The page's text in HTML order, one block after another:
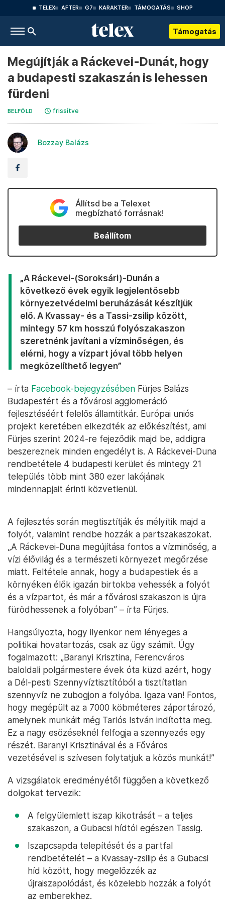
TELEX AFTER G7 KARAKTER TÁMOGATÁS SHOP
Támogatás
Megújítják a Ráckevei-Dunát, hogy
a budapesti szakaszán is lehessen
fürdeni
BELFÖLD frissítve
Bozzay Balázs
Állítsd be a Telexet
megbízható forrásnak!
Beállítom
„A Ráckevei-(Soroksári)-Dunán a
következő évek egyik legjelentősebb
környezetvédelmi beruházását készítjük
elő. A Kvassay- és a Tassi-zsilip között,
mintegy 57 km hosszú folyószakaszon
szeretnénk javítani a vízminőségen, és
elérni, hogy a vízpart jóval több helyen
megközelíthető legyen”
– írta Facebook-bejegyzésében Fürjes Balázs
Budapestért és a fővárosi agglomeráció
fejlesztéséért felelős államtitkár. Európai uniós
projekt keretében elkezdték az előkészítést, ami
Fürjes szerint 2024-re fejeződik majd be, addigra
beszereznek minden engedélyt is. A Ráckevei-Duna
rendbetétele 4 budapesti kerület és mintegy 21
település több mint 380 ezer lakójának
mindennapjait érinti közvetlenül.
A fejlesztés során megtisztítják és mélyítik majd a
folyót, valamint rendbe hozzák a partszakaszokat.
„A Ráckevei-Duna megújítása fontos a vízminőség, a
vízi élővilág és a természeti környezet megőrzése
miatt. Feltétele annak, hogy a budapestiek és a
környéken élők igazán birtokba vehessék a folyót
és a vízpartot, és már a fővárosi szakaszon is újra
fürödhessenek a folyóban” – írta Fürjes.
Hangsúlyozta, hogy ilyenkor nem lényeges a
politikai hovatartozás, csak az ügy számít. Úgy
fogalmazott: „Baranyi Krisztina, Ferencváros
baloldali polgármestere évek óta küzd azért, hogy
a Dél-pesti Szennyvíztisztítóból a tisztítatlan
szennyvíz ne zubogjon a folyóba. Igaza van! Fontos,
hogy megépült az a 7000 köbméteres záportározó,
amelynek munkáit még Tarlós István indította meg.
Ez a nagy esőzéseknél felfogja a szennyezés egy
részét. Baranyi Krisztinával és a Főváros
vezetésével is szívesen folytatjuk a közös munkát!”
A vizsgálatok eredményétől függően a következő
dolgokat tervezik:
A felgyülemlett iszap kikotrását – a teljes
szakaszon, a Gubacsi hídtól egészen Tassig.
Iszapcsapda telepítését és a partfal
rendbetételét – a Kvassay-zsilip és a Gubacsi
híd között, hogy megelőzzék az
újraiszapolódást, és közelebb hozzák a folyót
az emberekhez.